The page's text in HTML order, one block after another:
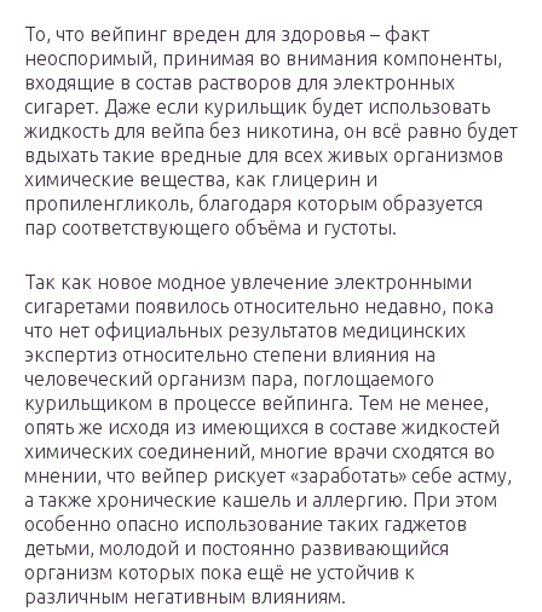
То, что вейпинг вреден для здоровья – факт
неоспоримый, принимая во внимания компоненты,
входящие в состав растворов для электронных
сигарет. Даже если курильщик будет использовать
жидкость для вейпа без никотина, он всё равно будет
вдыхать такие вредные для всех живых организмов
химические вещества, как глицерин и
пропиленгликоль, благодаря которым образуется
пар соответствующего объёма и густоты.
Так как новое модное увлечение электронными
сигаретами появилось относительно недавно, пока
что нет официальных результатов медицинских
экспертиз относительно степени влияния на
человеческий организм пара, поглощаемого
курильщиком в процессе вейпинга. Тем не менее,
опять же исходя из имеющихся в составе жидкостей
химических соединений, многие врачи сходятся во
мнении, что вейпер рискует «заработать» себе астму,
а также хронические кашель и аллергию. При этом
особенно опасно использование таких гаджетов
детьми, молодой и постоянно развивающийся
организм которых пока ещё не устойчив к
различным негативным влияниям.